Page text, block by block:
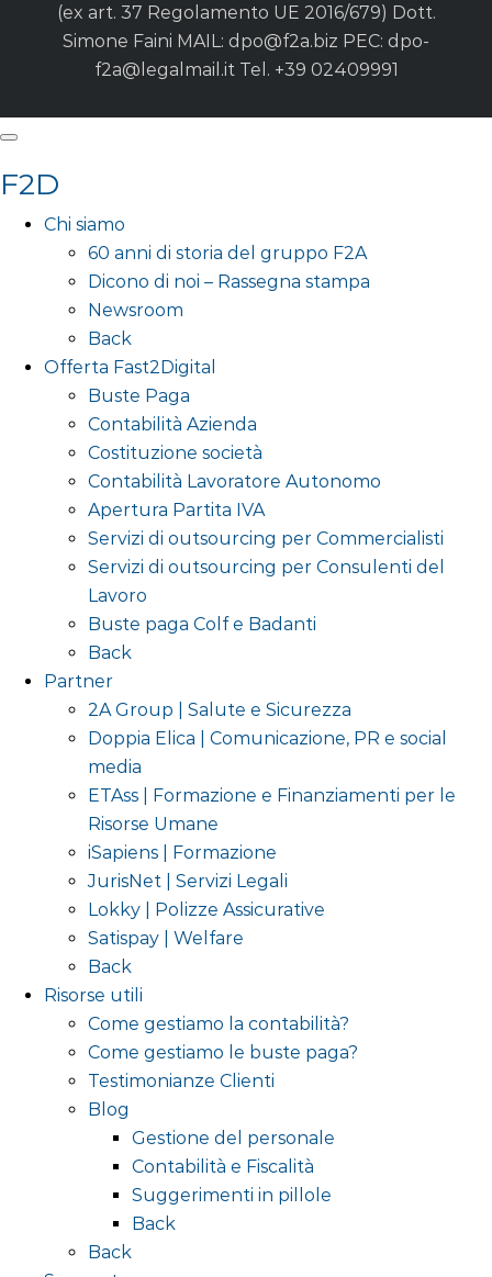
(ex art. 37 Regolamento UE 2016/679) Dott.
Simone Faini MAIL: dpo@f2a.biz PEC: dpo-
f2a@legalmail.itTel. +39 02409991
F2D
Chi siamo
60 anni di storia del gruppo F2A
Dicono di noi – Rassegna stampa
Newsroom
Back
Offerta Fast2Digital
Buste Paga
Contabilità Azienda
Costituzione società
Contabilità Lavoratore Autonomo
Apertura Partita IVA
Servizi di outsourcing per Commercialisti
Servizi di outsourcing per Consulenti del
Lavoro
Buste paga Colf e Badanti
Back
Partner
2A Group | Salute e Sicurezza
Doppia Elica | Comunicazione, PR e social
media
ETAss | Formazione e Finanziamenti per le
Risorse Umane
iSapiens | Formazione
JurisNet | Servizi Legali
Lokky | Polizze Assicurative
Satispay | Welfare
Back
Risorse utili
Come gestiamo la contabilità?
Come gestiamo le buste paga?
Testimonianze Clienti
Blog
Gestione del personale
Contabilità e Fiscalità
Suggerimenti in pillole
Back
Back